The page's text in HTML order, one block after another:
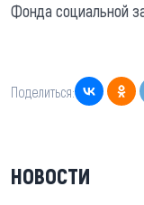
Фонда социальной
Поделиться:
НОВОСТИ